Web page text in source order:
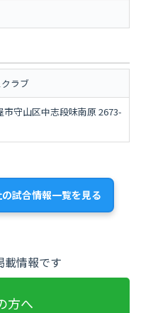
ラブ
市守山区中志段味南原 2673-
試合情報一覧を見る
情報です
方へ